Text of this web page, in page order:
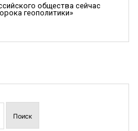
общества сейчас
геополитики»